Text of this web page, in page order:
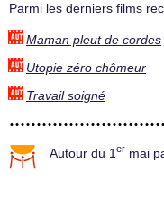
Parmi les derniers films
Maman pleut de cordes
Utopie zéro chômeur
Travail soigné
Autour du 1 er mai